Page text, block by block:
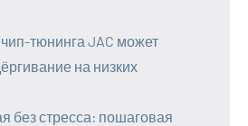
тюнинга JAC может
на низких
без стресса: пошаговая